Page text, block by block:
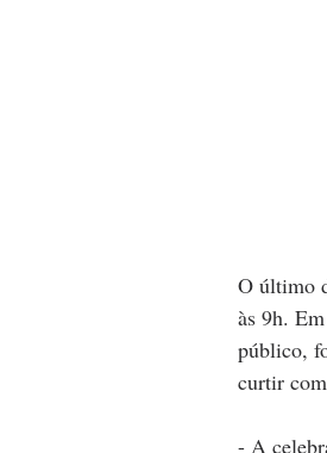
O último
às 9h.
público,
curtir
- A